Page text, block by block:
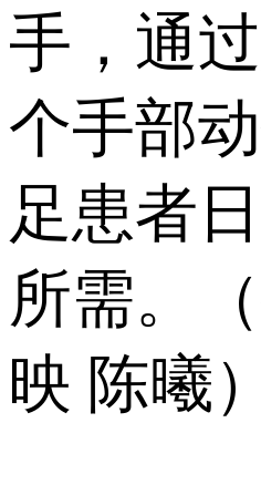
手，通
个手部
足患者
所需。
映 陈曦）